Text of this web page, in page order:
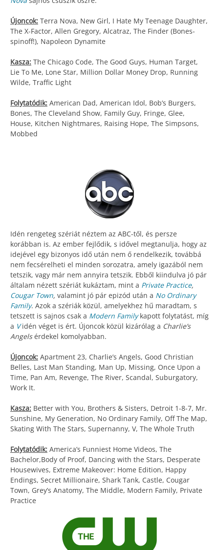
Újoncok: Terra Nova, New Girl, I Hate My Teenage Daughter,
The X-Factor, Allen Gregory, Alcatraz, The Finder (Bones-
spinoff!), Napoleon Dynamite
Kasza: The Chicago Code, The Good Guys, Human Target,
Lie To Me, Lone Star, Million Dollar Money Drop, Running
Wilde, Traffic Light
Folytatódik: American Dad, American Idol, Bob’s Burgers,
Bones, The Cleveland Show, Family Guy, Fringe, Glee,
House, Kitchen Nightmares, Raising Hope, The Simpsons,
Mobbed
Idén rengeteg szériát néztem az ABC-től, és persze
korábban is. Az ember fejlődik, s idővel megtanulja, hogy az
idejével egy bizonyos idő után nem ő rendelkezik, továbbá
nem fecsérelheti el minden sorozatra, amely igazából nem
tetszik, vagy már nem annyira tetszik. Ebből kiindulva jó pár
általam nézett szériát kukáztam, mint a Private Practice,
Cougar Town, valamint jó pár epizód után a No Ordinary
Family. Azok a szériák közül, amelyekhez hű maradtam, s
tetszett is sajnos csak a Modern Familykapott folytatást, míg
a Vidén véget is ért. Újoncok közül kizárólag a Charlie’s
Angelsérdekel komolyabban.
Újoncok: Apartment 23, Charlie’s Angels, Good Christian
Belles, Last Man Standing, Man Up, Missing, Once Upon a
Time, Pan Am, Revenge, The River, Scandal, Suburgatory,
Work It.
Kasza: Better with You, Brothers & Sisters, Detroit 1-8-7, Mr.
Sunshine, My Generation, No Ordinary Family, Off The Map,
Skating With The Stars, Supernanny, V, The Whole Truth
Folytatódik: America’s Funniest Home Videos, The
Bachelor,Body of Proof, Dancing with the Stars, Desperate
Housewives, Extreme Makeover: Home Edition, Happy
Endings, Secret Millionaire, Shark Tank, Castle, Cougar
Town, Grey’s Anatomy, The Middle, Modern Family, Private
Practice